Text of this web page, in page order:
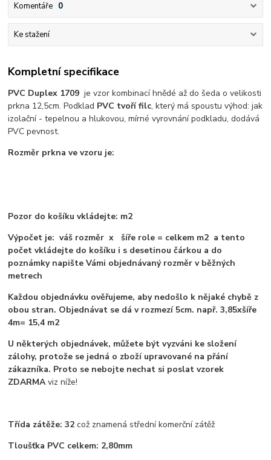
Komentáře 0
Ke stažení
Kompletní specifikace
PVC Duplex 1709 je vzor kombinací hnědé až do šeda o velikosti
prkna 12,5cm. Podklad PVC tvoří filc, který má spoustu výhod: jak
izolační - tepelnou a hlukovou, mírné vyrovnání podkladu, dodává
PVC pevnost.
Rozměr prkna ve vzoru je:
Pozor do košíku vkládejte: m2
Výpočet je: váš rozměr x šíře role = celkem m2 a tento
počet vkládejte do košíku i s desetinou čárkou a do
poznámky napište Vámi objednávaný rozměr v běžných
metrech
Každou objednávku ověřujeme, aby nedošlo k nějaké chybě z
obou stran. Objednávat se dá v rozmezí 5cm. např. 3,85xšíře
4m= 15,4 m2
U některých objednávek, můžete být vyzváni ke složení
zálohy, protože se jedná o zboží upravované na přání
zákazníka. Proto se nebojte nechat si poslat vzorek
ZDARMAviz níže!
Třída zátěže: 32 což znamená střední komerční zátěž
Tloušťka PVC celkem: 2,80mm